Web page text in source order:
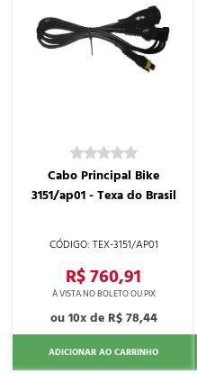
TEX-3151/AP01
Cabo Principal Bike
3151/ap01 - Texa do Brasil
R$ 760,91
10x de R$ 78,44
ADICIONAR AO CARRINHO